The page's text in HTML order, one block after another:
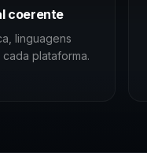
coerente
linguagens
plataforma.